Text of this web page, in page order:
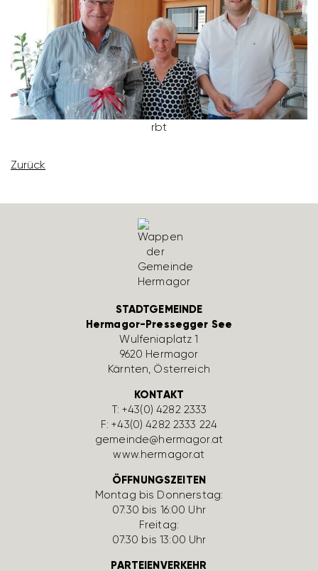
rbt
Zurück
STADTGEMEINDE
Hermagor-Pressegger See
Wulfe­nia­platz 1
9620 Hermagor
Kärnten, Öster­reich
KONTAKT
T:+43(0) 4282 2333
F: +43(0) 4282 2333 224
gemeinde@hermagor.at
www.hermagor.at
ÖFFNUNGSZEITEN
Montag bis Donnerstag:
07:30 bis 16:00 Uhr
Freitag:
07:30 bis 13:00 Uhr
PARTEIENVERKEHR